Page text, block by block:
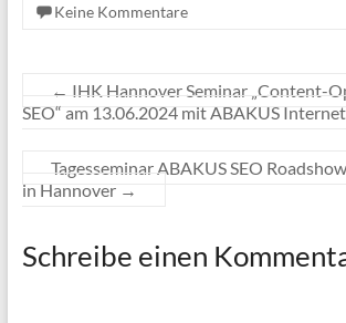
Keine Kommentare
← IHK Hannover Seminar „Content-
SEO“ am 13.06.2024 mit ABAKUS
Tagesseminar ABAKUS SEO
in Hannover →
Schreibe einen